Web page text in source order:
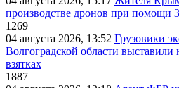
производстве дронов при помощи
1269
04 августа 2026, 13:52 Грузовики
Волгоградской области выставили
взятках
1887